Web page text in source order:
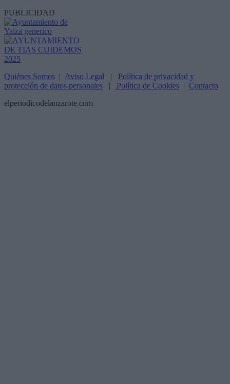
PUBLICIDAD
Quiénes Somos | Aviso Legal | Política de privacidad y
protección de datos personales | Política de Cookies | Contacto
elperiodicodelanzarote.com